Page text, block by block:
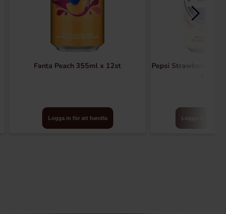
Fanta Peach 355ml x 12st
Logga in för att handla
Pepsi Strawberries &
Logga in för att